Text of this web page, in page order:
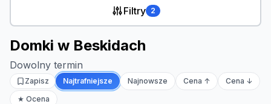
Filtry 2
Domki w Beskidach
Dowolny termin
Zapisz Najtrafniejsze Najnowsze Cena ↑
Cena ↓
★ Ocena